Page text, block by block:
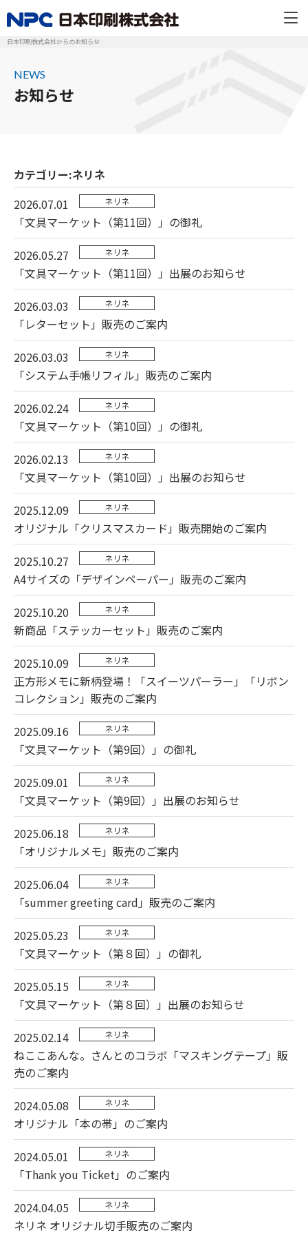
日本印刷株式会社からのお知らせ
NEWS
お知らせ
カテゴリー:ネリネ
2026.07.01
ネリネ
「文具マーケット（第11回）」の御礼
2026.05.27
ネリネ
「文具マーケット（第11回）」出展のお知らせ
2026.03.03
ネリネ
「レターセット」販売のご案内
2026.03.03
ネリネ
「システム手帳リフィル」販売のご案内
2026.02.24
ネリネ
「文具マーケット（第10回）」の御礼
2026.02.13
ネリネ
「文具マーケット（第10回）」出展のお知らせ
2025.12.09
ネリネ
オリジナル「クリスマスカード」販売開始のご案内
2025.10.27
ネリネ
A4サイズの「デザインペーパー」販売のご案内
2025.10.20
ネリネ
新商品「ステッカーセット」販売のご案内
2025.10.09
ネリネ
正方形メモに新柄登場！「スイーツパーラー」「リボン
コレクション」販売のご案内
2025.09.16
ネリネ
「文具マーケット（第9回）」の御礼
2025.09.01
ネリネ
「文具マーケット（第9回）」出展のお知らせ
2025.06.18
ネリネ
「オリジナルメモ」販売のご案内
2025.06.04
ネリネ
「summer greeting card」販売のご案内
2025.05.23
ネリネ
「文具マーケット（第８回）」の御礼
2025.05.15
ネリネ
「文具マーケット（第８回）」出展のお知らせ
2025.02.14
ネリネ
ねここあんな。さんとのコラボ「マスキングテープ」販
売のご案内
2024.05.08
ネリネ
オリジナル「本の帯」のご案内
2024.05.01
ネリネ
「Thank you Ticket」のご案内
2024.04.05
ネリネ
ネリネ オリジナル切手販売のご案内